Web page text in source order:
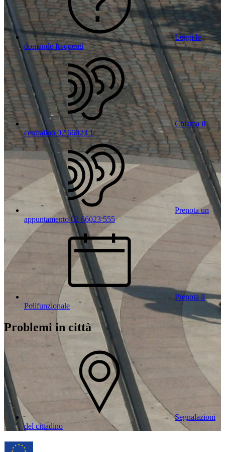
Leggi le
domande frequenti
Chiama il
centralino 02 66023 1
Prenota un
appuntamento 02 66023 555
Prenota il
Polifunzionale
Problemi in città
Segnalazioni
del cittadino